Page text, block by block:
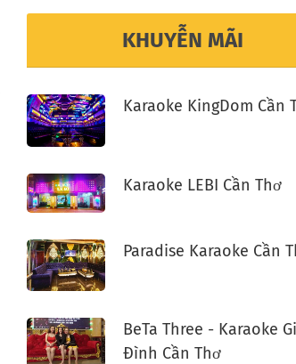
KHUYỄN MÃI
Karaoke KingDom Cần
Karaoke LEBI Cần Thơ
Paradise Karaoke Cần
BeTa Three - Karaoke
Đình Cần Thơ